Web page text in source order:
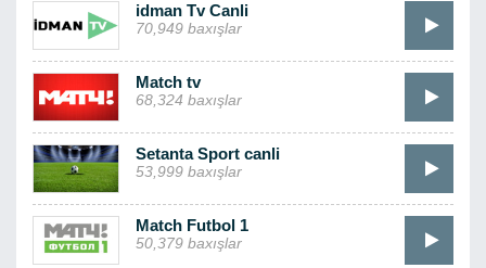
idman Tv Canli
70,949 baxışlar
Match tv
68,324 baxışlar
Setanta Sport canli
53,999 baxışlar
Match Futbol 1
50,379 baxışlar